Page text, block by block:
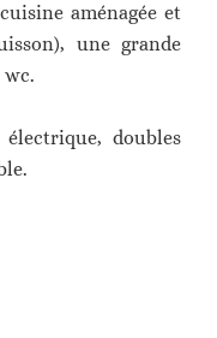
aménagée et
une grande
wc.
électrique, doubles